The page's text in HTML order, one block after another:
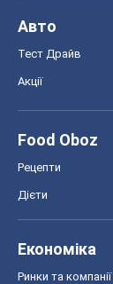
Авто
Тест Драйв
Акції
Food Oboz
Рецепти
Дієти
Економіка
Ринки та компанії